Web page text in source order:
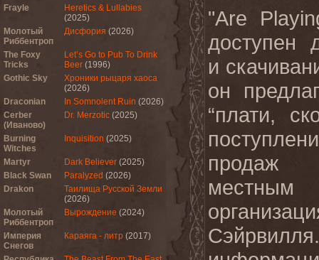
Frayle
Heretics & Lullabies
(2025)
Молотый
Риббентроп
Дисфория (2026)
The Foxy
Tricks
Let’s Go to Pub To Drink
Beer (1996)
Gothic Sky
Хроники рыцаря хаоса
(2026)
Draconian
In Somnolent Ruin (2026)
Cerber
(Иваново)
Dr. Merzotic (2025)
Burning
Witches
Inquisition (2025)
Martyr Dark Believer (2025)
Black Swan
Paralyzed (2026)
Drakon
Таилища Русской Земли
(2026)
Молотый
Риббентроп
Вырождение (2024)
Империя
Снегов
Караяга - литр (2017)
"Are
доступен
и
он
“плати,
продаж
местным